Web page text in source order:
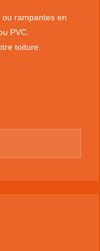
rampantes en
PVC.
toiture.